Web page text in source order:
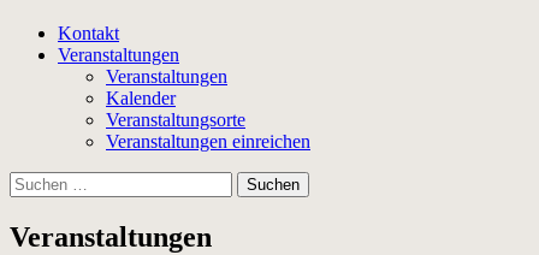
Kontakt
Veranstaltungen
Veranstaltungen
Kalender
Veranstaltungsorte
Veranstaltungen einreichen
Suchen
nach:
Veranstaltungen